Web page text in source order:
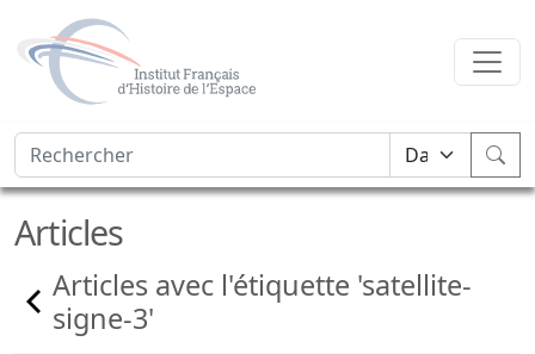
Articles
Articles avec l'étiquette 'satellite-
signe-3'